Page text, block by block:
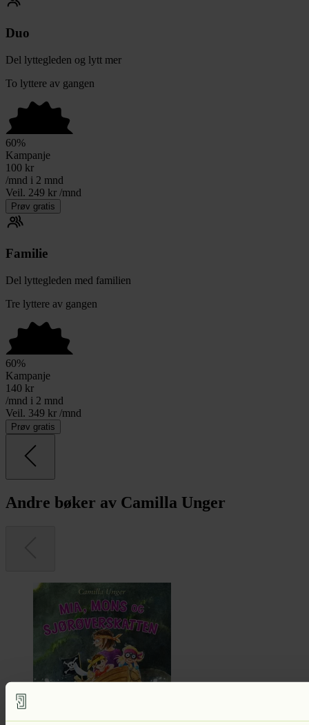
Duo
Del lyttegleden og lytt mer
To lyttere av gangen
60%
Kampanje
100 kr
/mnd i 2 mnd
Veil. 249 kr /mnd
Prøv gratis
Familie
Del lyttegleden med familien
Tre lyttere av gangen
60%
Kampanje
140 kr
/mnd i 2 mnd
Veil. 349 kr /mnd
Prøv gratis
Andre bøker av Camilla Unger